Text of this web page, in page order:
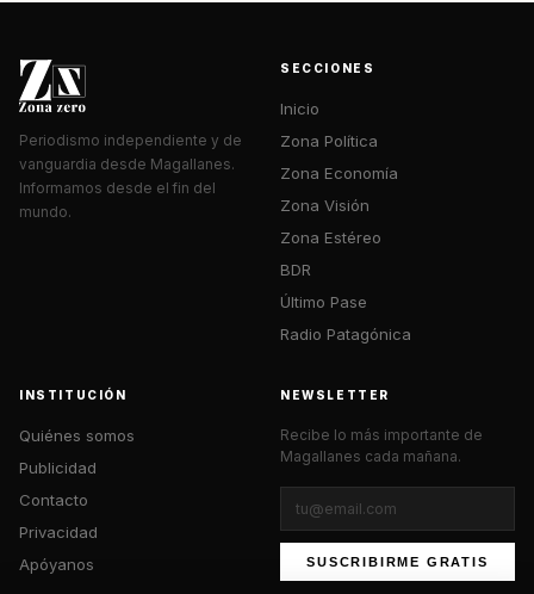
Periodismo independiente y de
vanguardia desde Magallanes.
Informamos desde el fin del
mundo.
SECCIONES
Inicio
Zona Política
Zona Economía
Zona Visión
Zona Estéreo
BDR
Último Pase
Radio Patagónica
INSTITUCIÓN
Quiénes somos
Publicidad
Contacto
Privacidad
Apóyanos
NEWSLETTER
Recibe lo más importante de
Magallanes cada mañana.
SUSCRIBIRME GRATIS